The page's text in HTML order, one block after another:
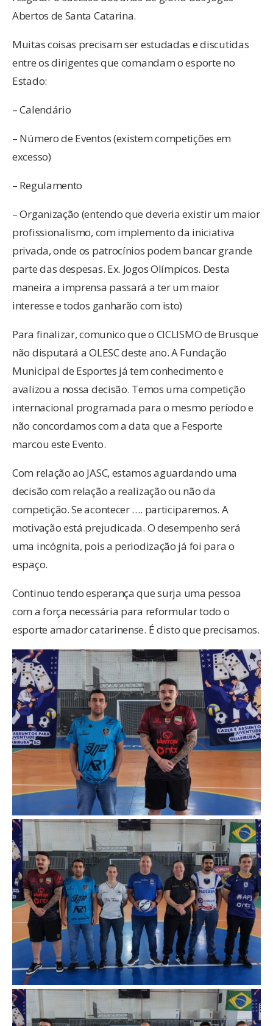
Abertos de Santa Catarina.
Muitas coisas precisam ser estudadas e discutidas
entre os dirigentes que comandam o esporte no
Estado:
– Calendário
– Número de Eventos (existem competições em
excesso)
– Regulamento
– Organização (entendo que deveria existir um maior
profissionalismo, com implemento da iniciativa
privada, onde os patrocínios podem bancar grande
parte das despesas. Ex. Jogos Olímpicos. Desta
maneira a imprensa passará a ter um maior
interesse e todos ganharão com isto)
Para finalizar, comunico que o CICLISMO de Brusque
não disputará a OLESC deste ano. A Fundação
Municipal de Esportes já tem conhecimento e
avalizou a nossa decisão. Temos uma competição
internacional programada para o mesmo período e
não concordamos com a data que a Fesporte
marcou este Evento.
Com relação ao JASC, estamos aguardando uma
decisão com relação a realização ou não da
competição. Se acontecer …. participaremos. A
motivação está prejudicada. O desempenho será
uma incógnita, pois a periodização já foi para o
espaço.
Continuo tendo esperança que surja uma pessoa
com a força necessária para reformular todo o
esporte amador catarinense. É disto que precisamos.